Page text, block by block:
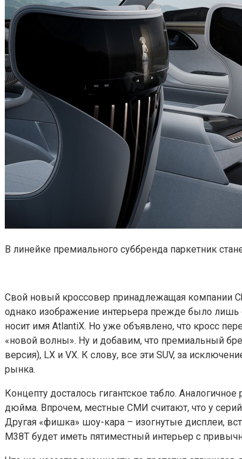
В линейке премиального суббренда паркетник
Свой новый кроссовер принадлежащая компании
однако изображение интерьера прежде было лишь
носит имя AtlantiX. Но уже объявлено, что кросс
«новой волны». Ну и добавим, что премиальный
версия), LX и VX. К слову, все эти SUV, за
рынка.
Концепту досталось гигантское табло.
дюйма. Впрочем, местные СМИ считают, что у
Другая «фишка» шоу-кара – изогнутые дисплеи,
M38T будет иметь пятиместный интерьер с